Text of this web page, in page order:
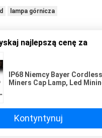
lampa górnicza
najlepszą cenę za
IP68 Niemcy Bayer Cordless
Miners Cap Lamp, Led
Kontyntynuj